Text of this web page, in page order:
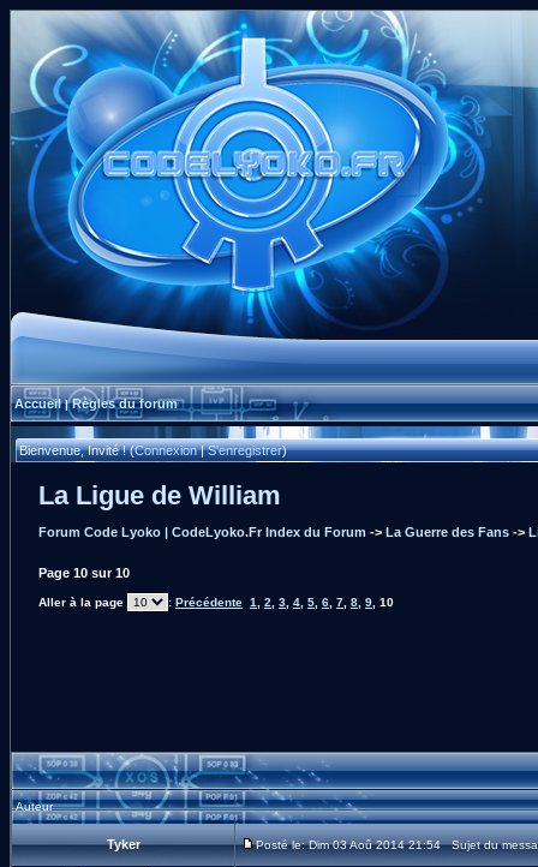
Accueil|Règles du forum
Bienvenue, Invité ! (Connexion|S'enregistrer)
La Ligue de William
Forum Code Lyoko | CodeLyoko.Fr Index du Forum -> La Guerre des Fans ->
Page 10 sur10
Aller à la page : Précédente 1 2 3 4 5 6 7 8 9 10
Auteur
Tyker Posté le: Dim 03 Aoû 2014 21:54 Sujet du